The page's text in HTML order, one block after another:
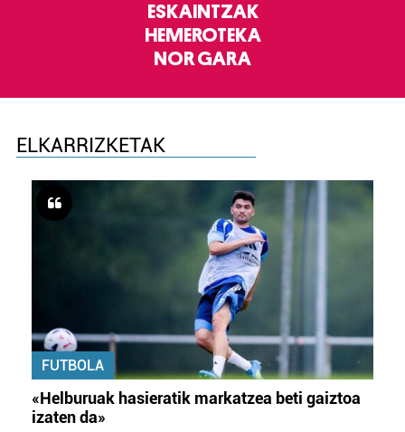
ESKAINTZAK
HEMEROTEKA
NOR GARA
ELKARRIZKETAK
FUTBOLA
«Helburuak hasieratik markatzea beti gaiztoa
izaten da»